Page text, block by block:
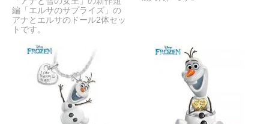
編「エルサのサプライズ」の
アナとエルサのドール2体セッ
トです。